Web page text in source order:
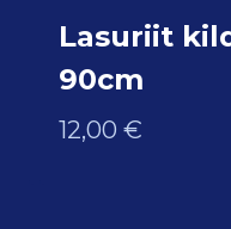
Lasuriit
90cm
12,00 €